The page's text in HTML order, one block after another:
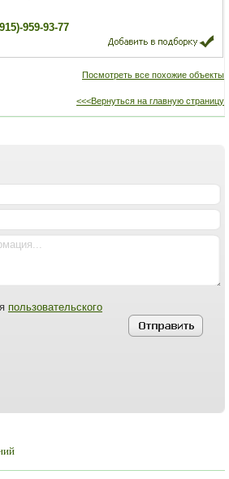
959-93-77
Посмотреть все похожие объекты
<<<Вернуться на главную страницу
пользовательского